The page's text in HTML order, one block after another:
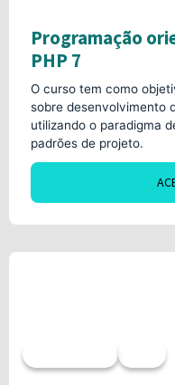
Programação
PHP 7
O curso tem como
sobre desenvolvimento
utilizando o paradigma
padrões de projeto.